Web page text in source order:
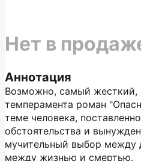
Аннотация
Возможно, самый жесткий,
темперамента роман
теме человека,
обстоятельства и
мучительный выбор между
между жизнью и смертью.
Нет в